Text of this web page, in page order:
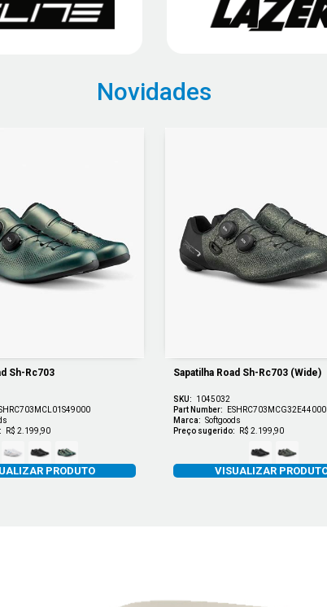
Novidades
Sh-Rc703
R$ 2.199,90
Sapatilha Road Sh-Rc703 (wide)
SKU:
1045032
Part Number:
ESHRC703MCG32E44000
Marca: Softgoods
Preço sugerido:
R$ 2.199,90